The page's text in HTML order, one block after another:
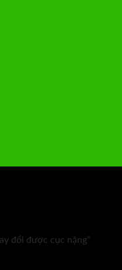
đổi được cục nặng”